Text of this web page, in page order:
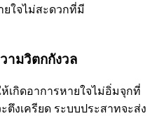
ใจไม่สะดวกที่มี
ามวิตกกังวล
เกิดอาการหายใจไม่อิ่มจุกที่
ตึงเครียด ระบบประสาทจะส่ง